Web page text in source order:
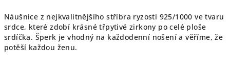
Náušnice z nejkvalitnějšího stříbra ryzosti 925/1000 ve tvaru
srdce, které zdobí krásné třpytivé zirkony po celé ploše
srdíčka. Šperk je vhodný na každodenní nošení a věříme, že
potěší každou ženu.